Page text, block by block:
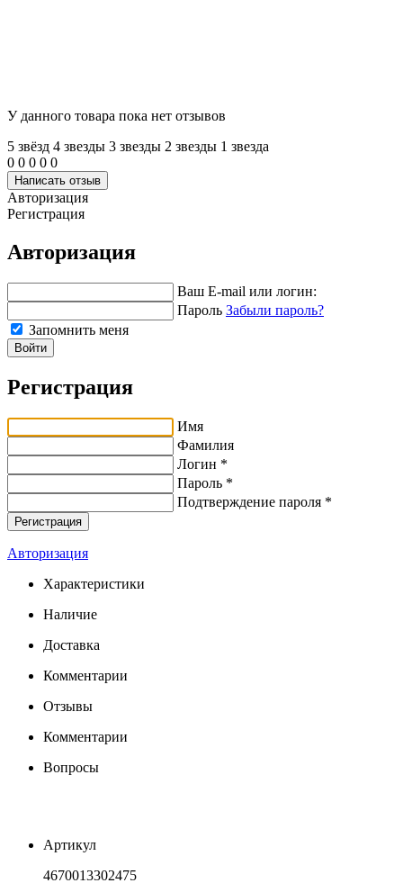
У данного товара пока нет отзывов
5 звёзд 4 звeзды 3 звeзды 2 звeзды 1 звeзда
0 0 0 0 0
Написать отзыв
Авторизация
Регистрация
Авторизация
Ваш E-mail или логин:
Пароль Забыли пароль?
Запомнить меня
Войти
Регистрация
Имя
Фамилия
Логин *
Пароль *
Подтверждение пароля *
Авторизация
Характеристики
Наличие
Доставка
Комментарии
Отзывы
Комментарии
Вопросы
Артикул
4670013302475